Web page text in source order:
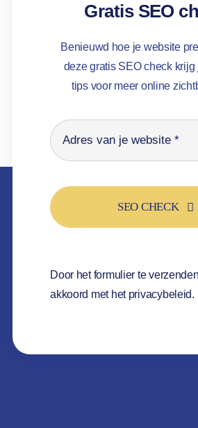
Gratis SEO
Benieuwd hoe je website
deze gratis SEO check
tips voor meer online
SEO CHECK
Door het formulier te
akkoord met het privacybeleid.